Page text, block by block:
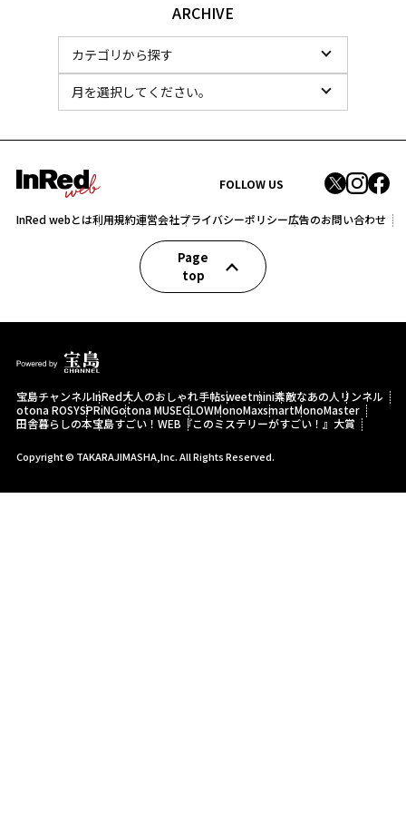
ARCHIVE
FOLLOW US
InRed webとは利用規約運営会社プライバシーポリシー広告のお問い合わせ
Page
top
宝島チャンネルInRed大人のおしゃれ手帖sweetmini素敵なあの人 リンネル
otona ROSYSPRiNGotona MUSEGLOWMonoMaxsmartMonoMaster
田舎暮らしの本宝島すごい！WEB 『このミステリーがすごい！』大賞
Copyright © TAKARAJIMASHA,Inc. All Rights Reserved.